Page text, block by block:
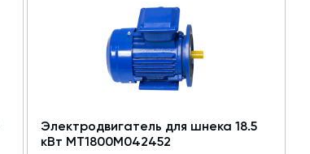
Электродвигатель для шнека 18.5
кВт MT1800M042452